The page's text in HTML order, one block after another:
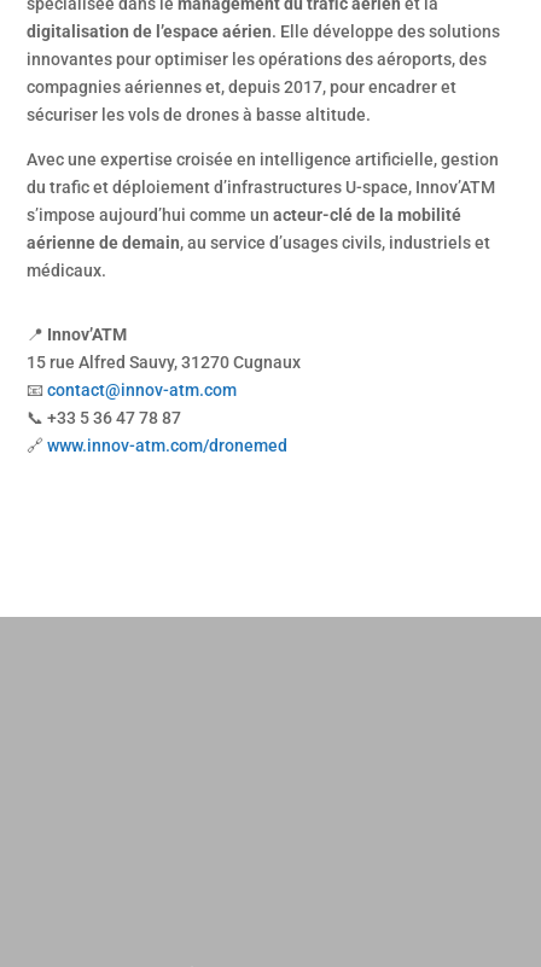
digitalisation de l’espace aérien. Elle développe des solutions
innovantes pour optimiser les opérations des aéroports, des
compagnies aériennes et, depuis 2017, pour encadrer et
sécuriser les vols de drones à basse altitude.
Avec une expertise croisée en intelligence artificielle, gestion
du trafic et déploiement d’infrastructures U-space, Innov’ATM
s’impose aujourd’hui comme unacteur-clé de la mobilité
aérienne de demain, au service d’usages civils, industriels et
médicaux.
📍 Innov’ATM
15 rue Alfred Sauvy, 31270 Cugnaux
📧contact@innov-atm.com
📞 +33 5 36 47 78 87
🔗www.innov-atm.com/dronemed